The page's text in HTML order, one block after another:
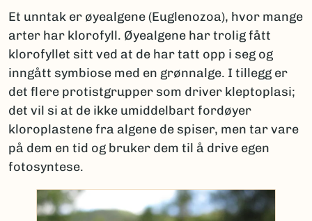
Et unntak er øyealgene (Euglenozoa), hvor mange
arter har klorofyll. Øyealgene har trolig fått
klorofyllet sitt ved at de har tatt opp i seg og
inngått symbiose med en grønnalge. I tillegg er
det flere protistgrupper som driver kleptoplasi;
det vil si at de ikke umiddelbart fordøyer
kloroplastene fra algene de spiser, men tar vare
på dem en tid og bruker dem til å drive egen
fotosyntese.